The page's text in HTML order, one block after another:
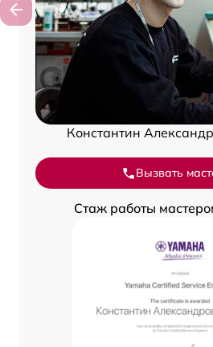
Константин
Вызвать
Стаж работы